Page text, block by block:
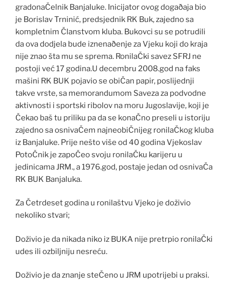
gradonaČelnik Banjaluke. Inicijator ovog dogaðaja bio
je Borislav Trninić, predsjednik RK Buk, zajedno sa
kompletnim Članstvom kluba. Bukovci su se potrudili
da ova dodjela bude iznenaðenje za Vjeku koji do kraja
nije znao šta mu se sprema. RonilaČki savez SFRJ ne
postoji već 17 godina.U decembru 2008.god na faks
mašini RK BUK pojavio se obiČan papir, poslijednji
takve vrste, sa memorandumom Saveza za podvodne
aktivnosti i sportski ribolov na moru Jugoslavije, koji je
Čekao baš tu priliku pa da se konaČno preseli u istoriju
zajedno sa osnivaČem najneobiČnijeg ronilaČkog kluba
iz Banjaluke. Prije nešto više od 40 godina Vjekoslav
PotoČnik je zapoČeo svoju ronilaČku karijeru u
jedinicama JRM., a 1976.god, postaje jedan od osnivaČa
RK BUK Banjaluka.
Za Četrdeset godina u ronilaštvu Vjeko je doživio
nekoliko stvari;
Doživio je da nikada niko iz BUKA nije pretrpio ronilaČki
udes ili ozbiljniju nesreću.
Doživio je da znanje steČeno u JRM upotrijebi u praksi.